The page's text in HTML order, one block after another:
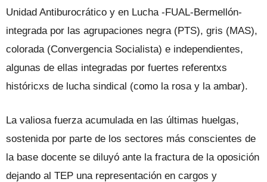
Unidad Antiburocrático y en Lucha -FUAL-Bermellón-
integrada por las agrupaciones negra (PTS), gris (MAS),
colorada (Convergencia Socialista) e independientes,
algunas de ellas integradas por fuertes referentxs
históricxs de lucha sindical (como la rosa y la ambar).
La valiosa fuerza acumulada en las últimas huelgas,
sostenida por parte de los sectores más conscientes de
la base docente se diluyó ante la fractura de la oposición
dejando al TEP una representación en cargos y